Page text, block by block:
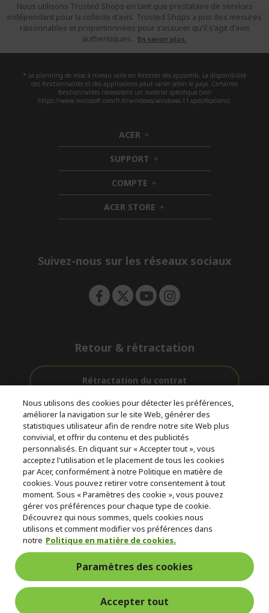
Nous utilisons Trusted Shops en tant que prestataire de services
indépendant pour la collecte d'avis. Trusted Shops a pris des mesures
raisonnables et proportionnées pour s'assurer qu'il s'agit d'avis
authentiques.
En savoir plus.
* Le planning de mise à niveau varie en fonction des appareils. La disponibilité
des fonctionnalités et des applications peut varier selon le pays. Certaines
fonctionnalités nécessitent un matériel spécifique (voir
https://www.microsoft.com/fr-fr/windows/windows-11-specifications).
ACER h
i
d
d
e
n
SUPPORT h
i
d
d
e
n
COMPTE h
i
d
d
ACER STORE h
i
e
Suivez-nous sur les réseaux sociaux
Retour & rétractation
Rétractation du contrat
Livraison
Gratuite
Accompagnement
avant et après-
vente
Avec 0%
D'intérêt
© 2026 Acer Inc.
CPYou BV est le revendeur et marchand agréé pour les produits et
services proposés au sein de ce magasin.
France Metropolitaine
Nous utilisons des cookies pour détecter les préférences,
améliorer la navigation sur le site Web, générer des
statistiques utilisateur afin de rendre notre site Web plus
convivial, et offrir du contenu et des publicités
personnalisés. En cliquant sur « Accepter tout », vous
acceptez l'utilisation et le placement de tous les cookies
par Acer, conformément à notre Politique en matière de
cookies. Vous pouvez retirer votre consentement à tout
moment. Sous « Paramètres des cookie », vous pouvez
gérer vos préférences pour chaque type de cookie.
Découvrez qui nous sommes, quels cookies nous
utilisons et comment modifier vos préférences dans
notre Politique en matière de cookies.
Paramètres des cookies
Accepter tout